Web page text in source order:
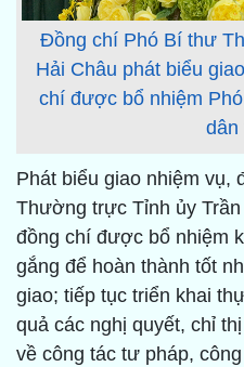
Đồng chí Phó Bí thư
Hải Châu phát biểu
chí được bổ nhiệm
dân
Phát biểu giao nhiệm vụ,
Thường trực Tỉnh ủy
đồng chí được bổ nhiệm
gắng để hoàn thành tốt
giao; tiếp tục triển khai
quả các nghị quyết, chỉ
về công tác tư pháp,